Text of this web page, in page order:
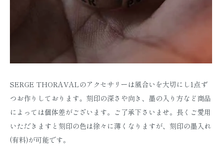
SERGE THORAVALのアクセサリーは風合いを大切にし1点ず
つお作りしております。刻印の深さや向き、墨の入り方など商品
によっては個体差がございます。ご了承下さいませ。長くご愛用
いただきますと刻印の色は徐々に薄くなりますが、刻印の墨入れ
(有料)が可能です。